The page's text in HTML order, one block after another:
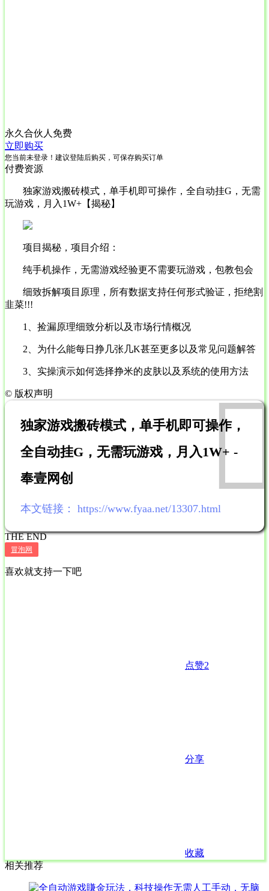
永久合伙人 免费
立即购买
您当前未登录！建议登陆后购买，可保存购买订单
付费资源
独家游戏搬砖模式，单手机即可操作，全自动挂G，无需
玩游戏，月入1W+【揭秘】
项目揭秘，项目介绍：
纯手机操作，无需游戏经验更不需要玩游戏，包教包会
细致拆解项目原理，所有数据支持任何形式验证，拒绝割
韭菜!!!
1、捡漏原理细致分析以及市场行情概况
2、为什么能每日挣几张几K甚至更多以及常见问题解答
3、实操演示如何选择挣米的皮肤以及系统的使用方法
© 版权声明
独家游戏搬砖模式，单手机即可操作，
全自动挂G，无需玩游戏，月入1W+ -
奉壹网创
本文链接： https://www.fyaa.net/13307.html
THE END
冒泡网
喜欢就支持一下吧
点赞2
分享
收藏
相关推荐